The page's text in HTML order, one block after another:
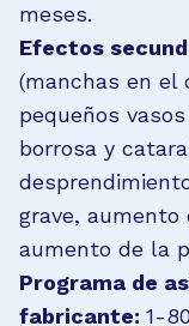
meses.
Efectos
(manchas en el
pequeños
borrosa y
grave, aumento
aumento de la
Programa de
fabricante: 1-